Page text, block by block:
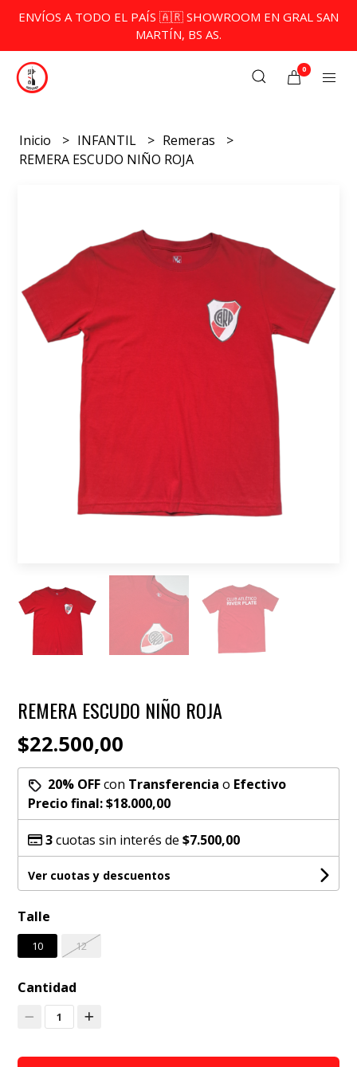
ENVÍOS A TODO EL PAÍS 🇦🇷 SHOWROOM EN GRAL SAN
MARTÍN, BS AS.
0
Inicio INFANTIL
Remeras
REMERA ESCUDO NIÑO ROJA
REMERA ESCUDO NIÑO ROJA
$22.500,00
20% OFFcon Transferencia o Efectivo
Precio final:$18.000,00
3cuotas sin interés de$7.500,00
Ver cuotas y descuentos
Talle
10 12
Cantidad
1